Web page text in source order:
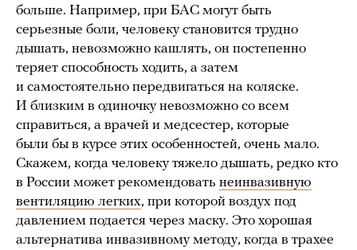
больше. Например, при БАС могут быть
серьезные боли, человеку становится трудно
дышать, невозможно кашлять, он постепенно
теряет способность ходить, а затем
и самостоятельно передвигаться на коляске.
И близким в одиночку невозможно со всем
справиться, а врачей и медсестер, которые
были бы в курсе этих особенностей, очень мало.
Скажем, когда человеку тяжело дышать, редко кто
в России может рекомендовать неинвазивную
вентиляцию легких, при которой воздух под
давлением подается через маску. Это хорошая
альтернатива инвазивному методу, когда в трахее